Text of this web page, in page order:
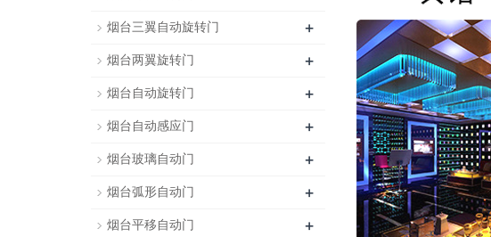
烟台三翼自动旋转门 +
烟台两翼旋转门 +
烟台自动旋转门 +
烟台自动感应门 +
烟台玻璃自动门 +
烟台弧形自动门 +
烟台平移自动门 +